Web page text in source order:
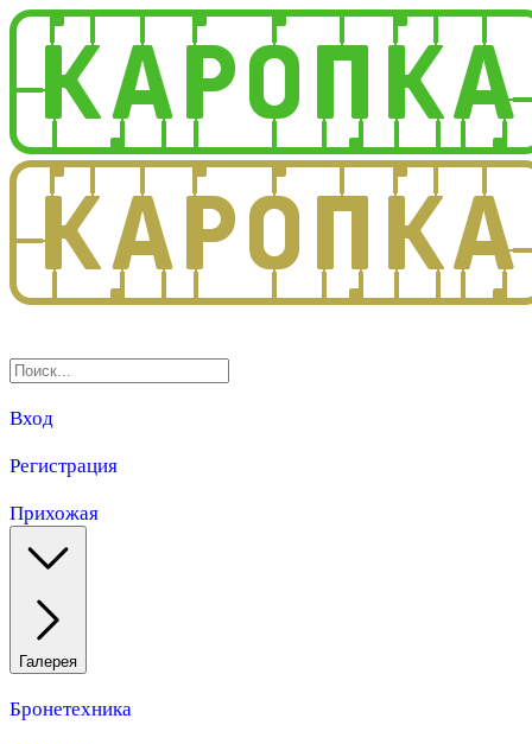
Вход
Регистрация
Прихожая
Галерея
Бронетехника